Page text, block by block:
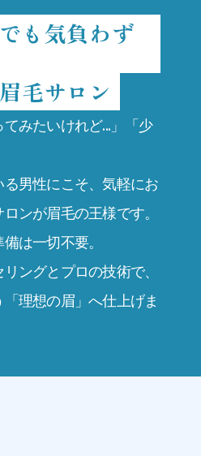
も気負わず
毛サロン
てみたいけれど...」「少
男性にこそ、気軽にお
ンが眉毛の王様です。
は一切不要。
ングとプロの技術で、
理想の眉」へ仕上げま